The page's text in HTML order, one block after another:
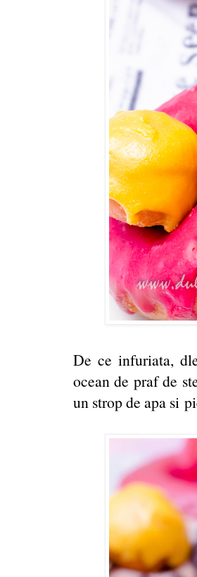
De ce infuriata,
ocean de praf de
un strop de apa si